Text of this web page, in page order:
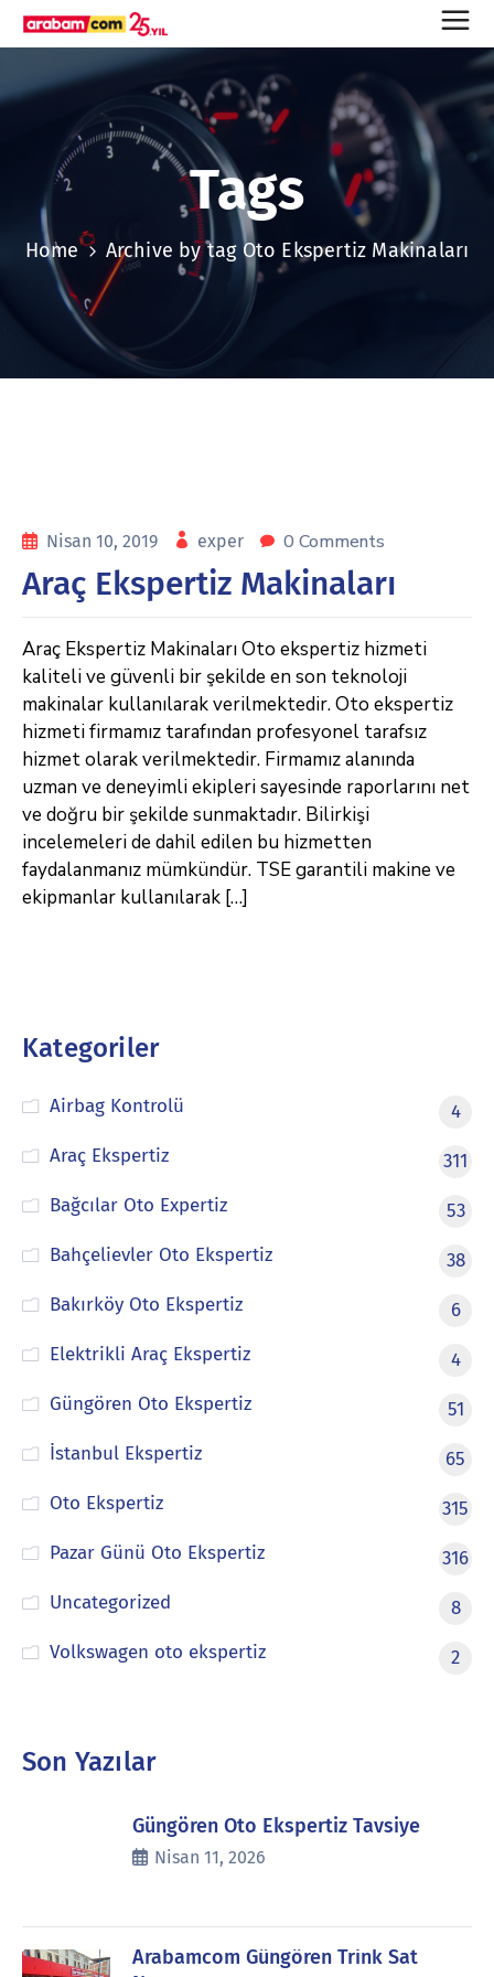
Tags
Home Archive by tag Oto Ekspertiz Makinaları
Nisan 10, 2019 exper 0 Comments
Araç Ekspertiz Makinaları
Araç Ekspertiz Makinaları Oto ekspertiz hizmeti
kaliteli ve güvenli bir şekilde en son teknoloji
makinalar kullanılarak verilmektedir. Oto ekspertiz
hizmeti firmamız tarafından profesyonel tarafsız
hizmet olarak verilmektedir. Firmamız alanında
uzman ve deneyimli ekipleri sayesinde raporlarını net
ve doğru bir şekilde sunmaktadır. Bilirkişi
incelemeleri de dahil edilen bu hizmetten
faydalanmanız mümkündür. TSE garantili makine ve
ekipmanlar kullanılarak […]
Kategoriler
Airbag Kontrolü
4
Araç Ekspertiz
311
Bağcılar Oto Expertiz
53
Bahçelievler Oto Ekspertiz
38
Bakırköy Oto Ekspertiz
6
Elektrikli Araç Ekspertiz
4
Güngören Oto Ekspertiz
51
İstanbul Ekspertiz
65
Oto Ekspertiz
315
Pazar Günü Oto Ekspertiz
316
Uncategorized
8
Volkswagen oto ekspertiz
2
Son Yazılar
Güngören Oto Ekspertiz Tavsiye
Nisan 11, 2026
Arabamcom Güngören Trink Sat